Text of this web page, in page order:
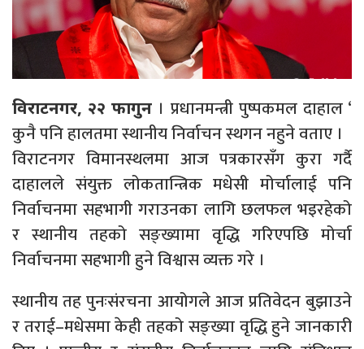
विराटनगर, २२ फागुन । प्रधानमन्त्री पुष्पकमल दाहाल ‘
कुनै पनि हालतमा स्थानीय निर्वाचन स्थगन नहुने वताए ।
विराटनगर विमानस्थलमा आज पत्रकारसँग कुरा गर्दै
दाहालले संयुक्त लोकतान्त्रिक मधेसी मोर्चालाई पनि
निर्वाचनमा सहभागी गराउनका लागि छलफल भइरहेको
र स्थानीय तहको सङ्ख्यामा वृद्धि गरिएपछि मोर्चा
निर्वाचनमा सहभागी हुने विश्वास व्यक्त गरे ।
स्थानीय तह पुनःसंरचना आयोगले आज प्रतिवेदन बुझाउने
र तराई–मधेसमा केही तहको सङ्ख्या वृद्धि हुने जानकारी